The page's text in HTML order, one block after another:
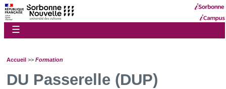
☰
Accueil >> Formation
DU Passerelle (DUP)